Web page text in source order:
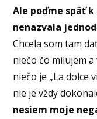
Ale poďme späť
nenazvala
Chcela som tam
niečo čo milujem
niečo je „La dolce
nie je vždy
nesiem moje